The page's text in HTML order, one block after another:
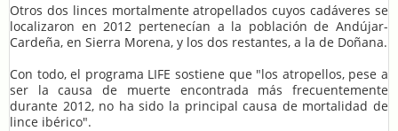
Otros dos linces mortalmente atropellados cuyos cadáveres se
localizaron en 2012 pertenecían a la población de Andújar-
Cardeña, en Sierra Morena, y los dos restantes, a la de Doñana.
Con todo, el programa LIFE sostiene que "los atropellos, pese a
ser la causa de muerte encontrada más frecuentemente
durante 2012, no ha sido la principal causa de mortalidad de
lince ibérico".